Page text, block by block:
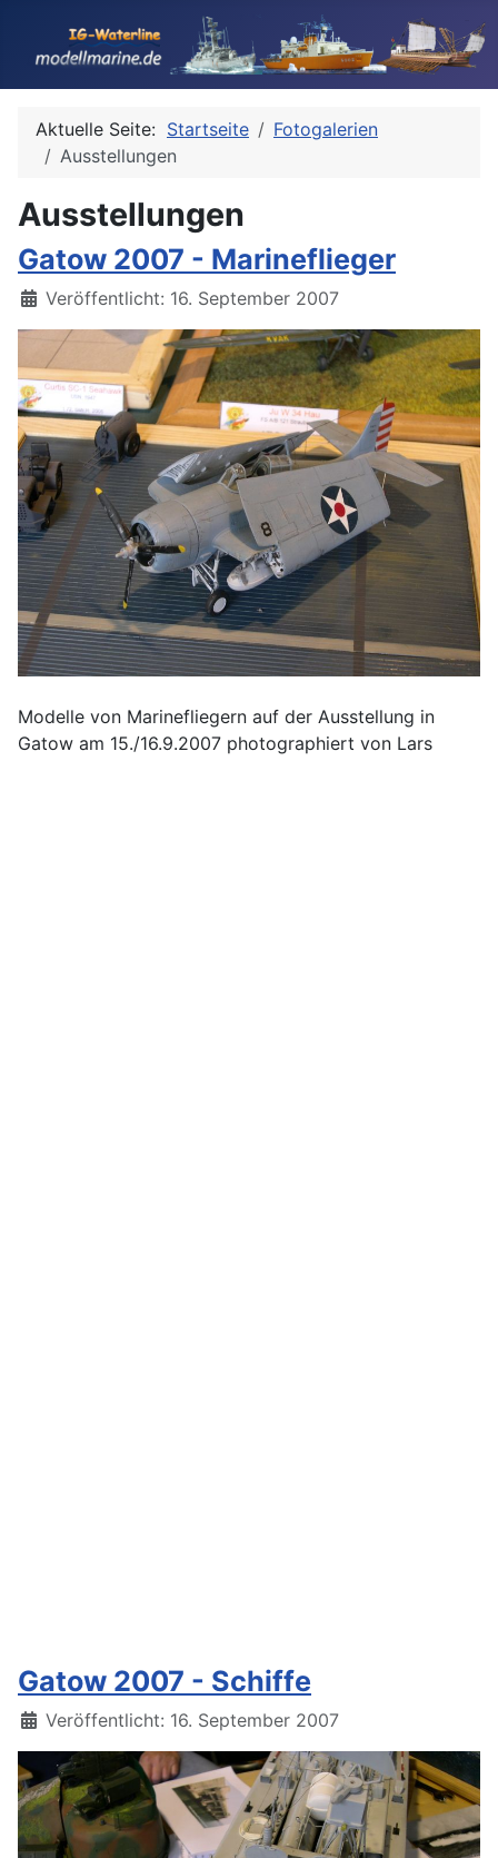
Aktuelle Seite: Startseite
Fotogalerien
Ausstellungen
Ausstellungen
Gatow 2007 - Marineflieger
Details
Veröffentlicht: 16. September 2007
Modelle von Marinefliegern auf der Ausstellung in
Gatow am 15./16.9.2007 photographiert von Lars
Gatow 2007 - Schiffe
Details
Veröffentlicht: 16. September 2007